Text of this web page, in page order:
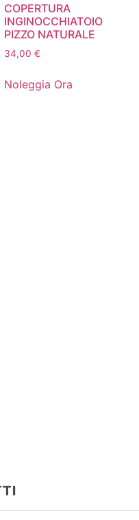
COPERTURA
INGINOCCHIATOIO
PIZZO NATURALE
34,00€
Noleggia Ora